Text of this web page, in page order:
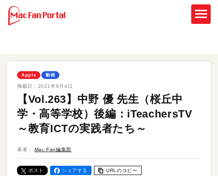
Apple 動画
掲載日： 2021年8月4日
【Vol.263】中野 優 先生（桜丘中
学・高等学校）後編：iTeachersTV
～教育ICTの実践者たち～
著者： Mac Fan編集部
ポスト シェアする URLのコピー